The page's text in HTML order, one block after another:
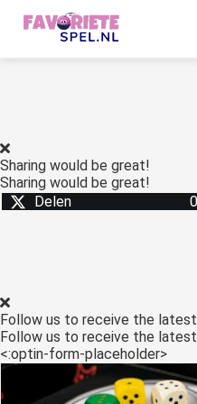
Sharing would be great!
Sharing would be great!
Delen
0
Follow us to receive the
Follow us to receive the
<:optin-form-placeholder>